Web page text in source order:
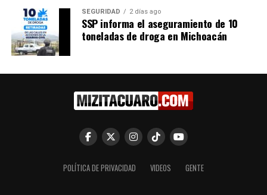
Alfredo Ramírez Bedolla
reporta asistencia récord y
pesos por el Jalo Futbolero y
SEGURIDAD 2 días ago
SSP informa el aseguramiento de 10
toneladas de droga en Michoacán
POLÍTICA DE PRIVACIDAD VIDEOS GENTE